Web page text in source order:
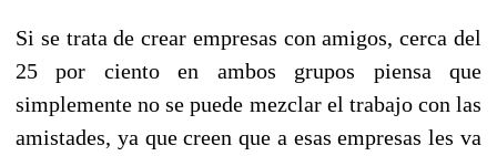
Si se trata de crear empresas con amigos, cerca del
25 por ciento en ambos grupos piensa que
simplemente no se puede mezclar el trabajo con las
amistades, ya que creen que a esas empresas les va